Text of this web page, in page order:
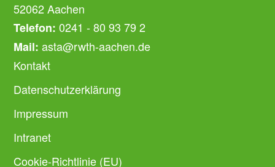
52062 Aachen
Telefon: 0241 - 80 93 79 2
Mail: asta@rwth-aachen.de
Kontakt
Datenschutzerklärung
Impressum
Intranet
Cookie-Richtlinie (EU)